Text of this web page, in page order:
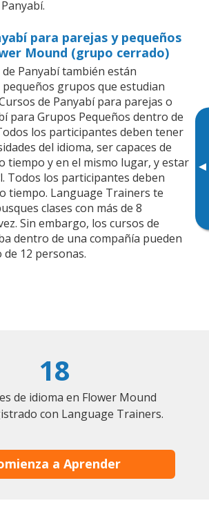
▸
para parejas y pequeños
Mound (grupo cerrado)
Panyabí también están
grupos que estudian
de Panyabí para parejas o
para Grupos Pequeños dentro de
los participantes deben tener
del idioma, ser capaces de
tiempo y en el mismo lugar, y estar
Todos los participantes deben
tiempo. Language Trainers te
clases con más de 8
Sin embargo, los cursos de
dentro de una compañía pueden
12 personas.
18
de idioma en Flower Mound
con Language Trainers.
a Aprender